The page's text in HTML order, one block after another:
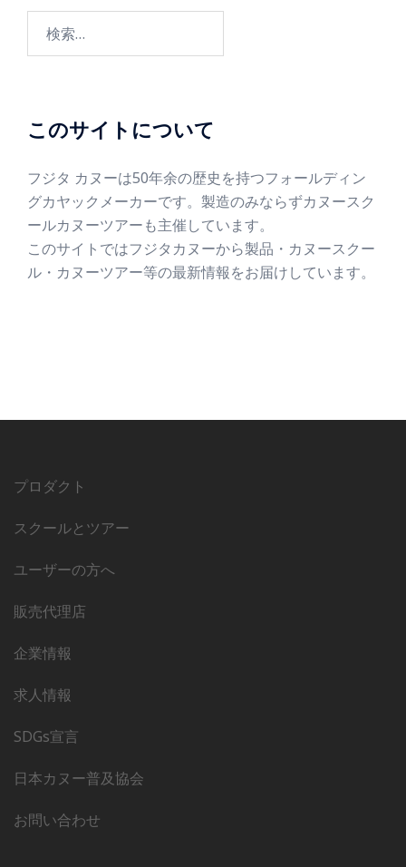
このサイトについて
フジタ カヌーは50年余の歴史を持つフォールディン
グカヤックメーカーです。製造のみならずカヌースク
ールカヌーツアーも主催しています。
このサイトではフジタカヌーから製品・カヌースクー
ル・カヌーツアー等の最新情報をお届けしています。
プロダクト
スクールとツアー
ユーザーの方へ
販売代理店
企業情報
求人情報
SDGs宣言
日本カヌー普及協会
お問い合わせ